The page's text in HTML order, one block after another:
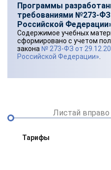
Программы
требованиями №273-ФЗ
Российской
Содержимое учебных
сформировано с учетом
закона № 273-ФЗ от
Российской Федерации»
Листай
Тарифы